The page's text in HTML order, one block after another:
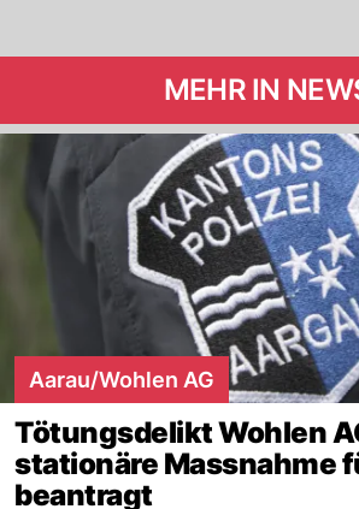
MEHR IN
Aarau/Wohlen AG
Tötungsdelikt Wohlen
stationäre Massnahme
beantragt